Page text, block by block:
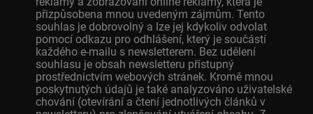
přizpůsobena mnou uvedeným zájmům. Tento
souhlas je dobrovolný a lze jej kdykoliv odvolat
pomocí odkazu pro odhlášení, který je součástí
každého e-mailu s newsletterem. Bez udělení
souhlasu je obsah newsletteru přístupný
prostřednictvím webových stránek. Kromě mnou
poskytnutých údajů je také analyzováno uživatelské
chování (otevírání a čtení jednotlivých článků v